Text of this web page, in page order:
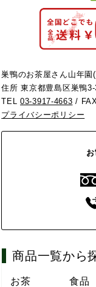
巣鴨のお茶屋さん山年
住所 東京都豊島区巣鴨
TEL03-3917-4663 /
プライバシーポリシー
商品一覧から
お茶 食品